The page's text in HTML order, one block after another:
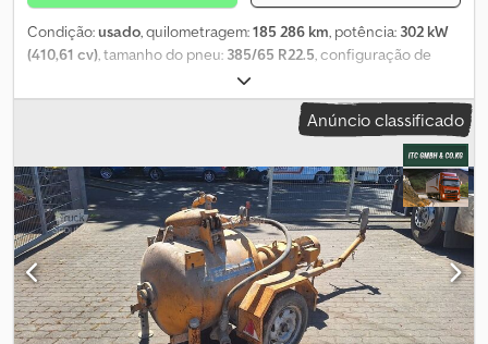
Condição:usado, quilometragem:185 286 km, potência: 302 kW
(410,61 cv), tamanho do pneu: 385/65 R22.5, configuração de
, tipo de engrenagem:
de emissão:Euro 6, suspensão:aço, Ano de fabrico:2019,
ABS, ar condicionado, bloqueio do diferencial,
espelho retrovisor elétrico, fecho centralizado, regulação
eléctrica dos vidros, = Opções e acessórios adicionais = -
Controlo da climatização - Rádio - Vidro do tejadilho = Mais
informações = Material aplicável: Betão Chedezgny Aopfx Acmoa
Eixo 1: Tamanho dos pneus: 385/65 R22.5; Suspensão: suspensão
de molas Eixo 2: Tamanho dos pneus: 385/65 R22.5; Suspensão:
suspensão de molas Eixo 3: Tamanho dos pneus: 315/80 R22.5;
Suspensão: suspensão de molas
Anúncio classificado